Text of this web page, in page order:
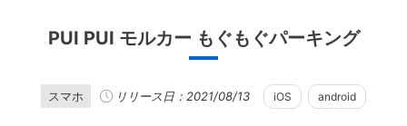
PUI PUI モルカー もぐもぐパーキング
スマホ リリース日：2021/08/13 iOS android